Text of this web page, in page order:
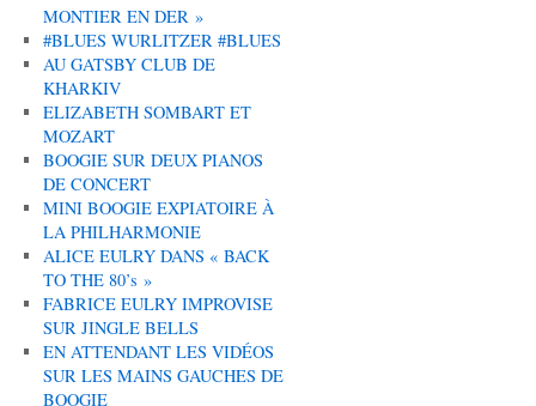
MONTIER EN DER »
#BLUES WURLITZER #BLUES
AU GATSBY CLUB DE
KHARKIV
ELIZABETH SOMBART ET
MOZART
BOOGIE SUR DEUX PIANOS
DE CONCERT
MINI BOOGIE EXPIATOIRE À
LA PHILHARMONIE
ALICE EULRY DANS « BACK
TO THE 80’s »
FABRICE EULRY IMPROVISE
SUR JINGLE BELLS
EN ATTENDANT LES VIDÉOS
SUR LES MAINS GAUCHES DE
BOOGIE